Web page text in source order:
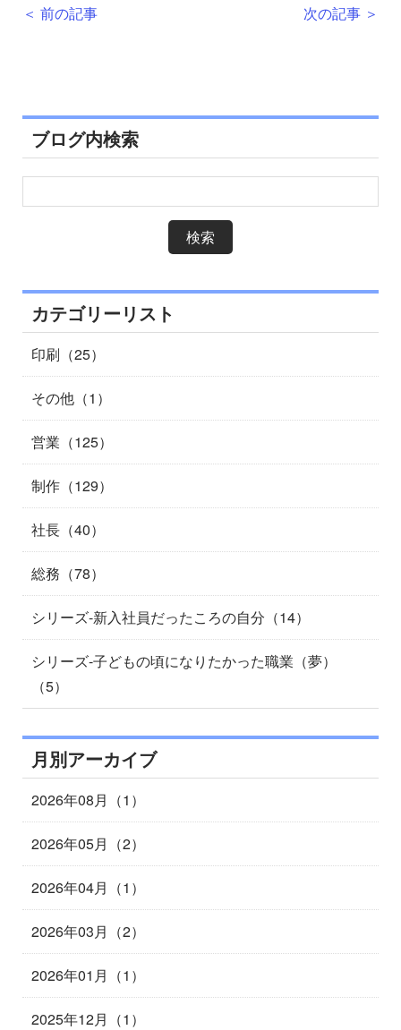
＜ 前の記事 次の記事 ＞
ブログ内検索
カテゴリーリスト
印刷（25）
その他（1）
営業（125）
制作（129）
社長（40）
総務（78）
シリーズ-新入社員だったころの自分（14）
シリーズ-子どもの頃になりたかった職業（夢）
（5）
月別アーカイブ
2026年08月（1）
2026年05月（2）
2026年04月（1）
2026年03月（2）
2026年01月（1）
2025年12月（1）